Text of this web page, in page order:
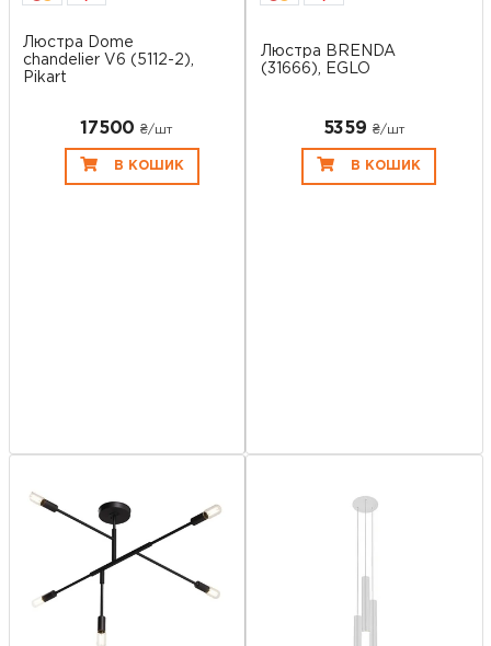
Люстра Dome
chandelier V6 (5112-2),
Pikart
17500 ₴/шт
В КОШИК
Люстра BRENDA
(31666), EGLO
5359 ₴/шт
В КОШИК